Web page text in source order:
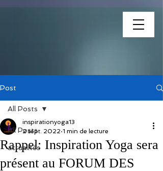
Post
All Posts
actualités
All Posts
Rappel: Inspiration Yoga sera
présent au FORUM DES
inspirationyoga13
2 sept. 2022 1 min de lecture